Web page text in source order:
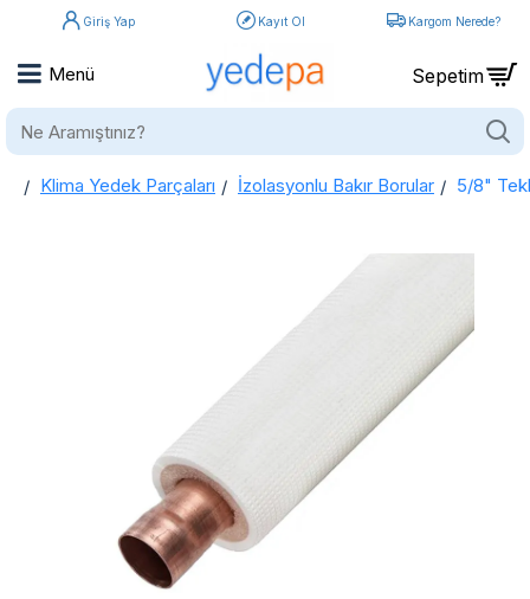
Giriş Yap Kayıt Ol Kargom Nerede?
Ne
home
Klima Yedek Parçaları İzolasyonlu Bakır Borular 5/8"